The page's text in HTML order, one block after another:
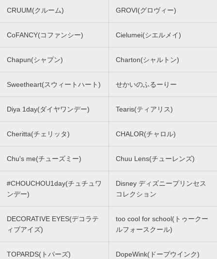
CRUUM(クルーム) GROVI(グロヴィー)
CoFANCY(コファンシー) Cielumei(シエルメイ)
Chapun(シャプン) Charton(シャルトン)
Sweetheart(スウィートハート) せかいのふるーりー
Diya 1day(ダイヤワンデー) Tearis(ティアリス)
Cheritta(チェリッタ) CHALOR(チャロル)
Chu's me(チューズミー) Chuu Lens(チューレンズ)
#CHOUCHOU1day(チュチュワ
ンデー)
Disney ディズニープリンセス
コレクション
DECORATIVE EYES(デコラテ
ィブアイズ)
too cool for school(トゥークー
ルフォースクール)
TOPARDS(トパーズ) DopeWink(ドープウインク)